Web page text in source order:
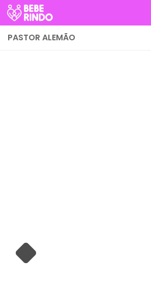
Skip to content
PASTOR ALEMÃO